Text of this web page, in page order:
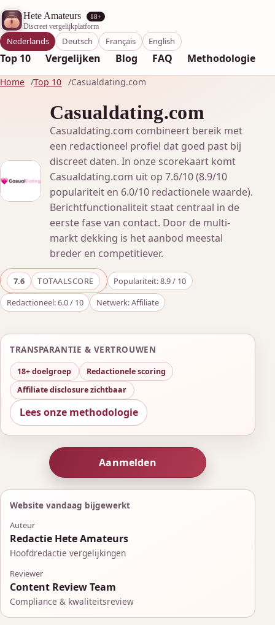
Hete Amateurs 18+
Discreet vergelijkplatform
Top 10 Vergelijken Blog FAQ Methodologie
Nederlands Deutsch Français English
Home Top 10 Casualdating.com
Casualdating.com
Casualdating.com combineert bereik met
een redactioneel profiel dat goed past bij
discreet daten. In onze scorekaart komt
Casualdating.com uit op 7.6/10 (8.9/10
populariteit en 6.0/10 redactionele waarde).
Berichtfunctionaliteit staat centraal in de
eerste fase van contact. Door de multi-
markt dekking is het aanbod meestal
breder en competitiever.
7.6 TOTAALSCORE
Populariteit: 8.9 / 10
Redactioneel: 6.0 / 10
Netwerk: Affiliate
TRANSPARANTIE & VERTROUWEN
18+ doelgroep
Redactionele scoring
Affiliate disclosure zichtbaar
Lees onze methodologie
Aanmelden
Website vandaag bijgewerkt
Auteur
Redactie Hete Amateurs
Hoofdredactie vergelijkingen
Reviewer
Content Review Team
Compliance & kwaliteitsreview